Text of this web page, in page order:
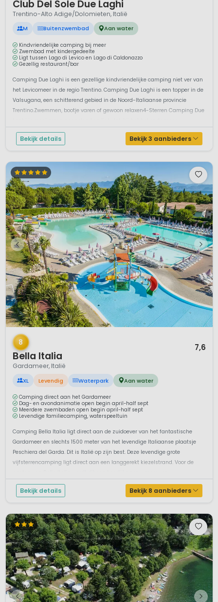
Club Del Sole Due Laghi
Trentino-Alto Adige/Dolomieten, Italië
M Buitenzwembad Aan water
Kindvriendelijke camping bij meer
Zwembad met kindergedeelte
Ligt tussen Lago di Levico en Lago di Caldonazzo
Gezellig restaurant/bar
Camping Due Laghi is een gezellige kindvriendelijke camping niet ver van
het Levicomeer in de regio Trentino. Camping Due Laghi is een topper in de
Valsugana, een schitterend gebied in de Noord-Italiaanse provincie
Trentino.Zwemmen, bootje varen of gewoon relaxen4-Sterren Camping Due
Bekijk details Bekijk 3 aanbieders
1 / 12
8
Bella Italia
7,6
Gardameer, Italië
XL Levendig Waterpark Aan water
Camping direct aan het Gardameer
Dag- en avondanimatie open begin april-half sept
Meerdere zwembaden open begin april-half sept
Levendige familiecamping, waterspeeltuin
Camping Bella Italia ligt direct aan de zuidoever van het fantastische
Gardameer en slechts 1500 meter van het levendige Italiaanse plaatsje
Peschiera del Garda. Dit is Italië op zijn best. Deze levendige grote
vijfsterrencamping ligt direct aan een langgerekt kiezelstrand. Voor de
Bekijk details Bekijk 8 aanbieders